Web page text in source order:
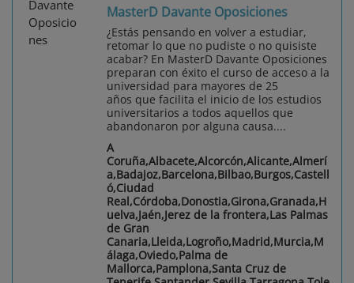
MasterD Davante Oposiciones
¿Estás pensando en volver a estudiar,
retomar lo que no pudiste o no quisiste
acabar? En MasterD Davante Oposiciones
preparan con éxito el curso de acceso a la
universidad para mayores de 25
años que facilita el inicio de los estudios
universitarios a todos aquellos que
abandonaron por alguna causa....
A
Coruña,Albacete,Alcorcón,Alicante,Almerí
a,Badajoz,Barcelona,Bilbao,Burgos,Castell
ó,Ciudad
Real,Córdoba,Donostia,Girona,Granada,H
uelva,Jaén,Jerez de la frontera,Las Palmas
de Gran
Canaria,Lleida,Logroño,Madrid,Murcia,M
álaga,Oviedo,Palma de
Mallorca,Pamplona,Santa Cruz de